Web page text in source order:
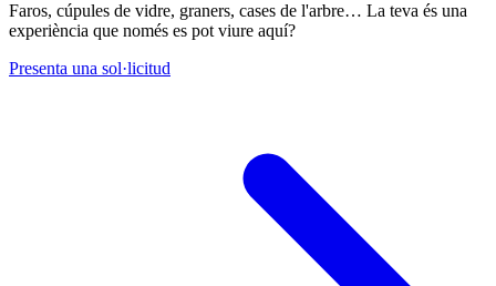
Faros, cúpules de vidre, graners, cases de l'arbre… La teva és una
experiència que només es pot viure aquí?
Presenta una sol·licitud